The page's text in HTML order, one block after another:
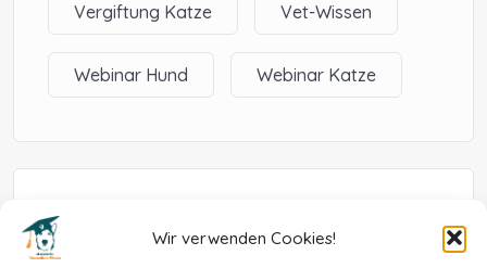
Wir verwenden Cookies!
Vergiftung Katze Vet-Wissen
Webinar Hund Webinar Katze
Instructors